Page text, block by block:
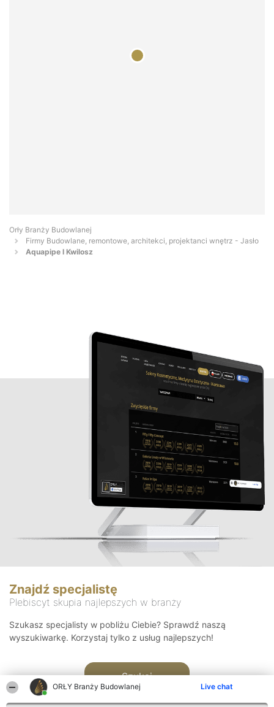
ORŁY Branży Budowlanej Live chat
Orły Branży Budowlanej
Firmy Budowlane, remontowe, architekci, projektanci wnętrz - Jasło
Aquapipe I Kwilosz
Znajdź specjalistę
Plebiscyt skupia najlepszych w branży
Szukasz specjalisty w pobliżu Ciebie? Sprawdź naszą
wyszukiwarkę. Korzystaj tylko z usług najlepszych!
Szukaj